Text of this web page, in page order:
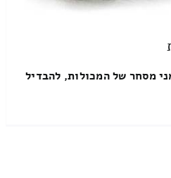
מסחר של המכולות, להבדיל